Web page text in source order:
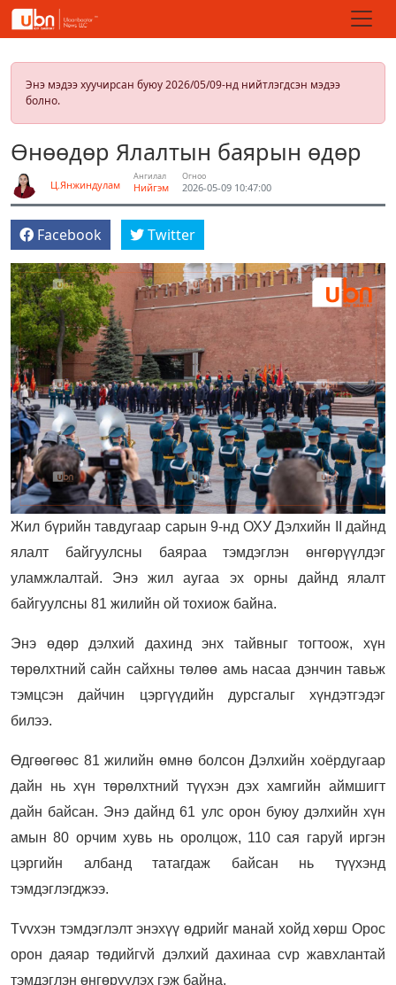
Энэ мэдээ хуучирсан буюу 2026/05/09-нд нийтлэгдсэн мэдээ
болно.
Өнөөдөр Ялалтын баярын өдөр
Ц.Янжиндулам
Ангилал
Нийгэм
Огноо
2026-05-09 10:47:00
Facebook Twitter
Жил бүрийн тавдугаар сарын 9-нд ОХУ Дэлхийн II дайнд
ялалт байгуулсны баяраа тэмдэглэн өнгөрүүлдэг
уламжлалтай. Энэ жил аугаа эх орны дайнд ялалт
байгуулсны 81 жилийн ой тохиож байна.
Энэ өдөр дэлхий дахинд энх тайвныг тогтоож, хүн
төрөлхтний сайн сайхны төлөө амь насаа дэнчин тавьж
тэмцсэн дайчин цэргүүдийн дурсгалыг хүндэтгэдэг
билээ.
Өдгөөгөөс 81 жилийн өмнө болсон Дэлхийн хоёрдугаар
дайн нь хүн төрөлхтний түүхэн дэх хамгийн аймшигт
дайн байсан. Энэ дайнд 61 улс орон буюу дэлхийн хүн
амын 80 орчим хувь нь оролцож, 110 сая гаруй иргэн
цэргийн албанд татагдаж байсан нь түүхэнд
тэмдэглэгджээ.
Тvvхэн тэмдэглэлт энэхүү өдрийг манай хойд хөрш Орос
орон даяар төдийгvй дэлхий дахинаа сvр жавхлантай
тэмдэглэн өнгөрүүлэх гэж байна.